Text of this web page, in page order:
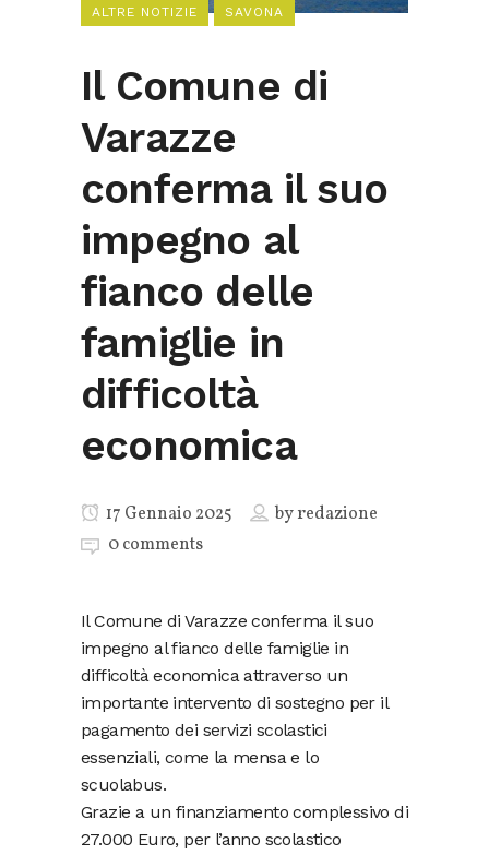
ALTRE NOTIZIE SAVONA
Il Comune di
Varazze
conferma il suo
impegno al
fianco delle
famiglie in
difficoltà
economica
17 Gennaio 2025 byredazione
0 comments
Il Comune di Varazze conferma il suo
impegno al fianco delle famiglie in
difficoltà economica attraverso un
importante intervento di sostegno per il
pagamento dei servizi scolastici
essenziali, come la mensa e lo
scuolabus.
Grazie a un finanziamento complessivo di
27.000 Euro, per l’anno scolastico